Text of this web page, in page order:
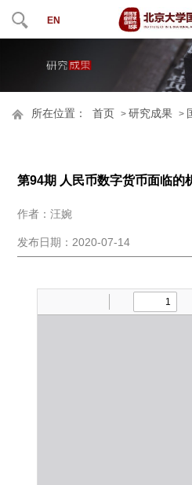
EN
所在位置： 首页 >研究成果 >
第94期 人民币数字货币面临的
作者：汪婉
发布日期：2020-07-14